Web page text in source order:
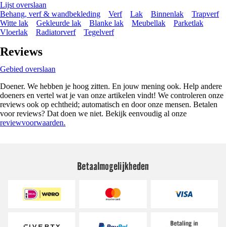
Lijst overslaan
Behang, verf & wandbekleding
Verf Lak Binnenlak
Trapverf
Witte lak
Gekleurde lak Blanke lak Meubellak
Parketlak
Vloerlak
Radiatorverf Tegelverf
Reviews
Gebied overslaan
Doener. We hebben je hoog zitten. En jouw mening ook. Help andere
doeners en vertel wat je van onze artikelen vindt! We controleren onze
reviews ook op echtheid; automatisch en door onze mensen. Betalen
voor reviews? Dat doen we niet. Bekijk eenvoudig al onze
reviewvoorwaarden.
Betaalmogelijkheden